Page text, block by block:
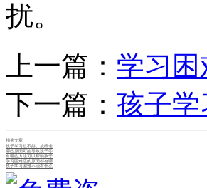
扰。
上一篇： 学习
下一篇： 孩子学
相关文章
孩子学习总不好、成绩老
哪些原因可能导致孩子学
有哪些方法可以帮助孩子
学习困难症的原因都有哪
孩子学习困难不治有什么